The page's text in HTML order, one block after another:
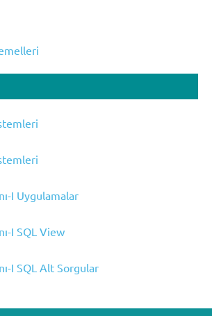
I Uygulamalar
I SQL View
I SQL Alt Sorgular